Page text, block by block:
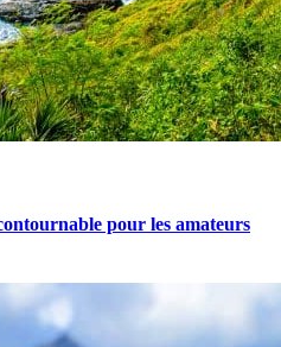
pour les amateurs